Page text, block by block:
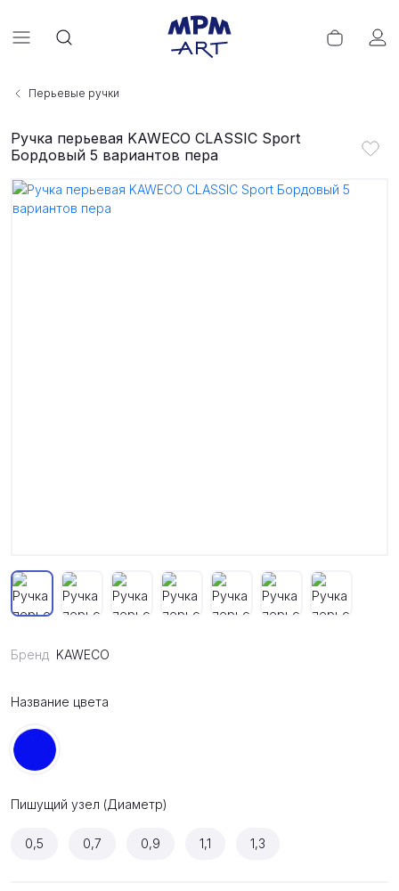
Перьевые ручки
Ручка перьевая KAWECO CLASSIC Sport
Бордовый 5 вариантов пера
Бренд KAWECO
Название цвета
Пишущий узел (Диаметр)
0,5 0,7 0,9 1,1 1,3